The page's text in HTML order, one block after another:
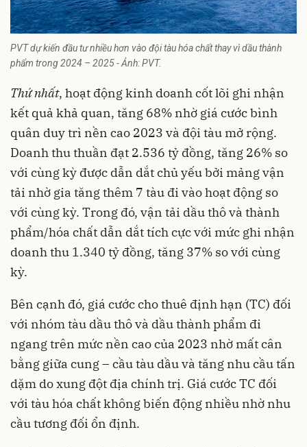
PVT dự kiến đầu tư nhiều hơn vào đội tàu hóa chất thay vì dầu thành
phẩm trong 2024 – 2025 - Ảnh: PVT.
Thứ nhất, hoạt động kinh doanh cốt lõi ghi nhận
kết quả khả quan, tăng 68% nhờ giá cước bình
quân duy trì nền cao 2023 và đội tàu mở rộng.
Doanh thu thuần đạt 2.536 tỷ đồng, tăng 26% so
với cùng kỳ được dẫn dắt chủ yếu bởi mảng vận
tải nhờ gia tăng thêm 7 tàu đi vào hoạt động so
với cùng kỳ. Trong đó, vận tải dầu thô và thành
phẩm/hóa chất dẫn dắt tích cực với mức ghi nhận
doanh thu 1.340 tỷ đồng, tăng 37% so với cùng
kỳ.
Bên cạnh đó, giá cước cho thuê định hạn (TC) đối
với nhóm tàu dầu thô và dầu thành phẩm đi
ngang trên mức nền cao của 2023 nhờ mất cân
bằng giữa cung – cầu tàu dầu và tăng nhu cầu tấn
dặm do xung đột địa chính trị. Giá cước TC đối
với tàu hóa chất không biến động nhiều nhờ nhu
cầu tương đối ổn định.